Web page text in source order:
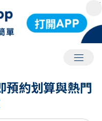
會員選
預約划算與熱門